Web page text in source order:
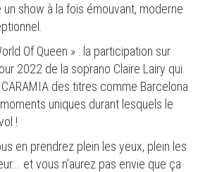
show à la fois émouvant, moderne
Of Queen » : la participation sur
2022 de la soprano Claire Lairy qui
des titres comme Barcelona
uniques durant lesquels le
!
en prendrez plein les yeux, plein les
et vous n'aurez pas envie que ça